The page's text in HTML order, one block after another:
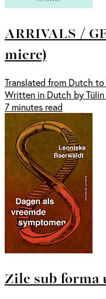
ARRIVALS /
miere)
Translated from Dutch
Written in Dutch by Tülin
7 minutes read
Zile sub forma